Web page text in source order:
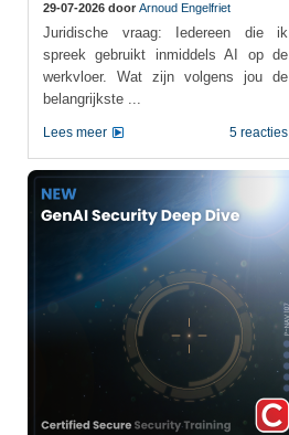
29-07-2026 door Arnoud Engelfriet
Juridische vraag: Iedereen die ik
spreek gebruikt inmiddels AI op de
werkvloer. Wat zijn volgens jou de
belangrijkste ...
5 reacties
Lees meer